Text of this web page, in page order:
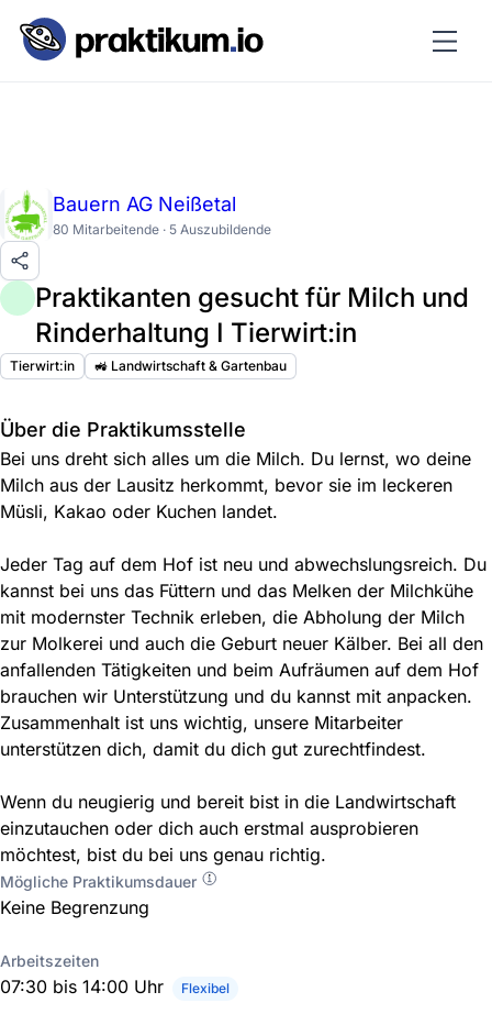
Bauern AG Neißetal
80 Mitarbeitende · 5 Auszubildende
Praktikanten gesucht für Milch und
Rinderhaltung I Tierwirt:in
Tierwirt:in 🚜 Landwirtschaft & Gartenbau
Über die Praktikumsstelle
Bei uns dreht sich alles um die Milch. Du lernst, wo deine
Milch aus der Lausitz herkommt, bevor sie im leckeren
Müsli, Kakao oder Kuchen landet.
Jeder Tag auf dem Hof ist neu und abwechslungsreich. Du
kannst bei uns das Füttern und das Melken der Milchkühe
mit modernster Technik erleben, die Abholung der Milch
zur Molkerei und auch die Geburt neuer Kälber. Bei all den
anfallenden Tätigkeiten und beim Aufräumen auf dem Hof
brauchen wir Unterstützung und du kannst mit anpacken.
Zusammenhalt ist uns wichtig, unsere Mitarbeiter
unterstützen dich, damit du dich gut zurechtfindest.
Wenn du neugierig und bereit bist in die Landwirtschaft
einzutauchen oder dich auch erstmal ausprobieren
möchtest, bist du bei uns genau richtig.
Mögliche Praktikumsdauer
Keine Begrenzung
Arbeitszeiten
07:30 bis 14:00 Uhr Flexibel